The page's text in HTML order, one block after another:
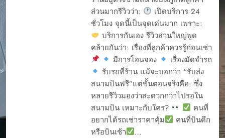
ส่วนมากรีวิวว่า:
เปิดบริการ 24
ชั่วโมง จุดนี้เป็นจุดเด่นมาก เพราะ:
บริการกันเอง รีวิวส่วนใหญ่พูด
คล้ายกันว่า: เรื่องที่ลูกค้าควรรู้ก่อนเช่า
มีการโอนจอง
เรื่องมัดจำรถ
รับรถที่ร้าน แม้จะบอกว่า “รับส่ง
สนามบินฟรี”แต่ขั้นตอนจริงคือ: ซึ่ง
หลายรีวิวมองว่าสะดวกกว่าไปรอใน
สนามบิน เหมาะกับใคร?
คนที่
อยากได้รถเช่าราคาคุ้ม
คนที่บินดึก
หรือบินเช้า
…